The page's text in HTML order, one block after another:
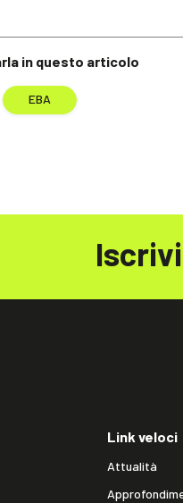
in questo articolo
EBA
Link veloci
Attualità